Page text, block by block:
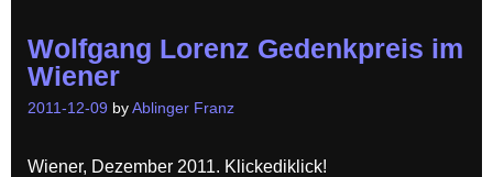
Wolfgang Lorenz Gedenkpreis im
Wiener
2011-12-09 by Ablinger Franz
Wiener, Dezember 2011. Klickediklick!